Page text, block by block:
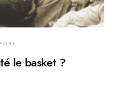
le basket ?